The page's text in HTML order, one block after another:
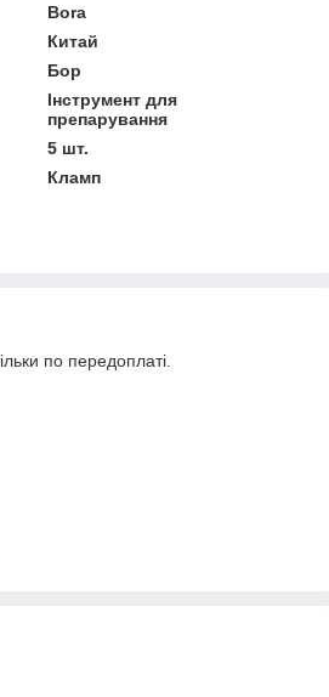
Bora
Китай
Бор
Інструмент для
препарування
5 шт.
Кламп
по передоплаті.